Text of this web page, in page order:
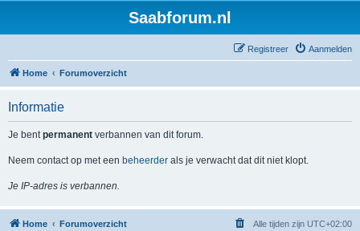
Saabforum.nl
Aanmelden
Registreer
Home Forumoverzicht
Informatie
Je bentpermanent verbannen van dit forum.
Neem contact op met een beheerder als je verwacht dat dit niet klopt.
Je IP-adres is verbannen.
Home Forumoverzicht Alle tijden zijn UTC+02:00